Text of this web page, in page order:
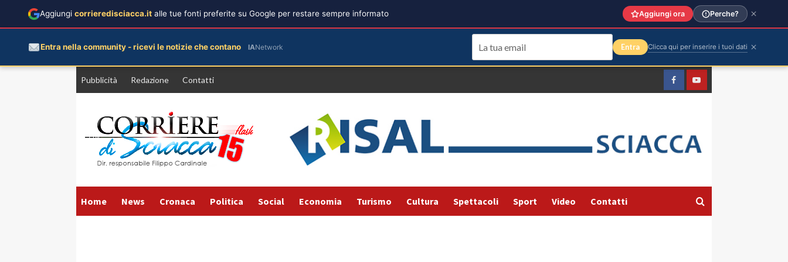
Pubblicità Redazione Contatti
FacebookYountube
Home News Cronaca Politica Social Economia Turismo Cultura Spettacoli Sport Video Contatti
Aggiungi corrieredisciacca.it alle tue fonti preferite su Google per restare sempre informato Aggiungi ora Perche?
Entra nella community - ricevi le notizie che contano IANetwork Entra Clicca qui per inserire i tuoi dati